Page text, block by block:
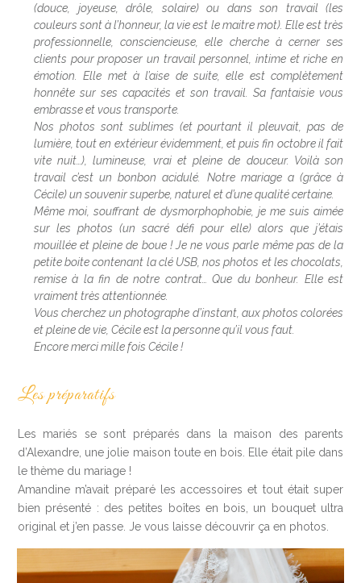
(douce, joyeuse, drôle, solaire) ou dans son travail (les
couleurs sont à l’honneur, la vie est le maitre mot). Elle est très
professionnelle, consciencieuse, elle cherche à cerner ses
clients pour proposer un travail personnel, intime et riche en
émotion. Elle met à l’aise de suite, elle est complètement
honnête sur ses capacités et son travail. Sa fantaisie vous
embrasse et vous transporte.
Nos photos sont sublimes (et pourtant il pleuvait, pas de
lumière, tout en extérieur évidemment, et puis fin octobre il fait
vite nuit…), lumineuse, vrai et pleine de douceur. Voilà son
travail c’est un bonbon acidulé. Notre mariage a (grâce à
Cécile) un souvenir superbe, naturel et d’une qualité certaine.
Même moi, souffrant de dysmorphophobie, je me suis aimée
sur les photos (un sacré défi pour elle) alors que j’étais
mouillée et pleine de boue ! Je ne vous parle même pas de la
petite boite contenant la clé USB, nos photos et les chocolats,
remise à la fin de notre contrat… Que du bonheur. Elle est
vraiment très attentionnée.
Vous cherchez un photographe d’instant, aux photos colorées
et pleine de vie, Cécile est la personne qu’il vous faut.
Encore merci mille fois Cécile !
Les préparatifs
Les mariés se sont préparés dans la maison des parents
d’Alexandre, une jolie maison toute en bois. Elle était pile dans
le thème du mariage !
Amandine m’avait préparé les accessoires et tout était super
bien présenté : des petites boîtes en bois, un bouquet ultra
original et j’en passe. Je vous laisse découvrir ça en photos.